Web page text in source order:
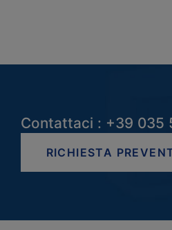
Contattaci : +39 035
RICHIESTA